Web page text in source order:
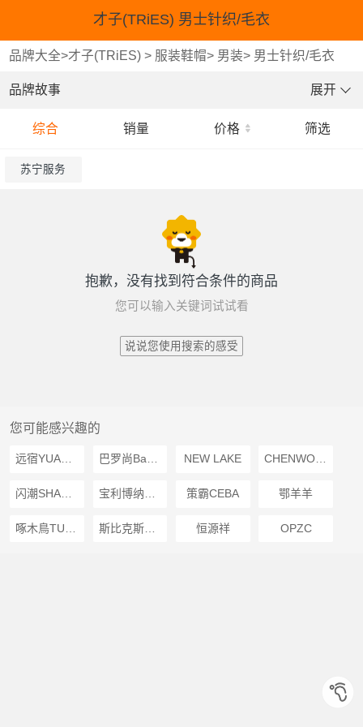
才子(TRiES) 男士针织/毛衣
品牌大全>才子(TRiES) > 服装鞋帽> 男装> 男士针织/毛衣
品牌故事 展开
综合 销量 价格 筛选
苏宁服务
抱歉，没有找到符合条件的商品
您可以输入关键词试试看
说说您使用搜索的感受
您可能感兴趣的
NEW LAKE
策霸CEBA 鄂羊羊
斯比克斯CSPIXII 恒源祥 OPZC